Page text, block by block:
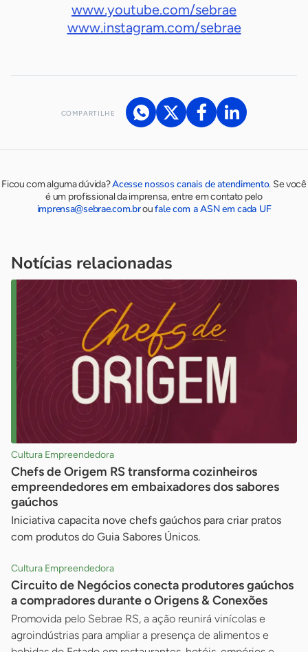
www.youtube.com/sebrae
www.instagram.com/sebrae
COMPARTILHE
Ficou com alguma dúvida?Acesse nossos canais de atendimento. Se você
é um profissional da imprensa, entre em contato pelo
imprensa@sebrae.com.broufale com a ASN em cada UF
Notícias relacionadas
Cultura Empreendedora
Chefs de Origem RS transforma cozinheiros
empreendedores em embaixadores dos sabores
gaúchos
Iniciativa capacita nove chefs gaúchos para criar pratos
com produtos do Guia Sabores Únicos.
Cultura Empreendedora
Circuito de Negócios conecta produtores gaúchos
a compradores durante o Origens & Conexões
Promovida pelo Sebrae RS, a ação reunirá vinícolas e
agroindústrias para ampliar a presença de alimentos e